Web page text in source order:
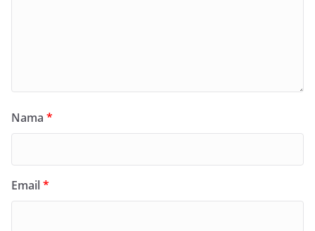
Nama *
Email*